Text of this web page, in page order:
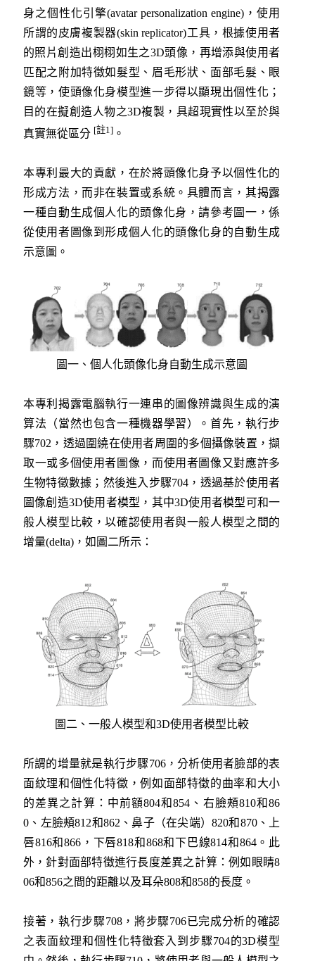
身之個性化引擎(avatar personalization engine)，使用
所謂的皮膚複製器(skin replicator)工具，根據使用者
的照片創造出栩栩如生之3D頭像，再增添與使用者
匹配之附加特徵如髮型、眉毛形狀、面部毛髮、眼
鏡等，使頭像化身模型進一步得以顯現出個性化；
目的在擬創造人物之3D複製，具超現實性以至於與
真實無從區分 [註1] 。
本專利最大的貢獻，在於將頭像化身予以個性化的
形成方法，而非在裝置或系統。具體而言，其揭露
一種自動生成個人化的頭像化身，請參考圖一，係
從使用者圖像到形成個人化的頭像化身的自動生成
示意圖。
圖一、個人化頭像化身自動生成示意圖
本專利揭露電腦執行一連串的圖像辨識與生成的演
算法（當然也包含一種機器學習）。首先，執行步
驟702，透過圍繞在使用者周圍的多個攝像裝置，擷
取一或多個使用者圖像，而使用者圖像又對應許多
生物特徵數據；然後進入步驟704，透過基於使用者
圖像創造3D使用者模型，其中3D使用者模型可和一
般人模型比較，以確認使用者與一般人模型之間的
增量(delta)，如圖二所示：
圖二、一般人模型和3D使用者模型比較
所謂的增量就是執行步驟706，分析使用者臉部的表
面紋理和個性化特徵，例如面部特徵的曲率和大小
的差異之計算：中前額804和854、右臉頰810和86
0、左臉頰812和862、鼻子（在尖端）820和870、上
唇816和866，下唇818和868和下巴線814和864。此
外，針對面部特徵進行長度差異之計算：例如眼睛8
06和856之間的距離以及耳朵808和858的長度。
接著，執行步驟708，將步驟706已完成分析的確認
之表面紋理和個性化特徵套入到步驟704的3D模型